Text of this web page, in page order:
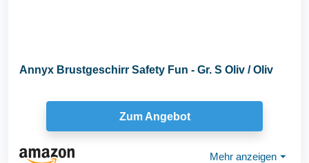
Annyx Brustgeschirr Safety Fun - Gr. S Oliv / Oliv
Zum Angebot
Mehr anzeigen ⏷